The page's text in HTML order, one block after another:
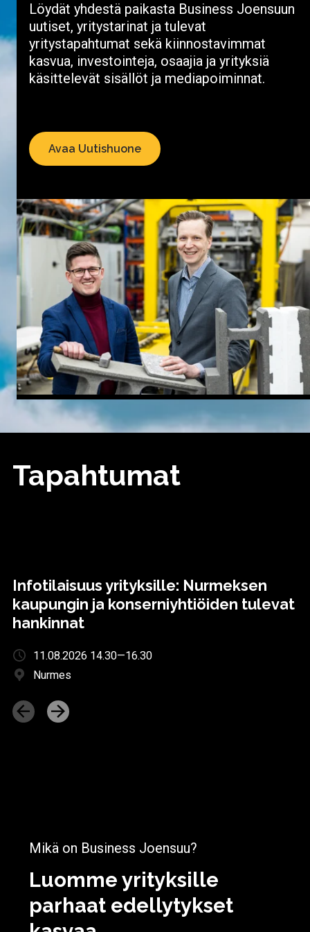
Löydät yhdestä paikasta Business Joensuun
uutiset, yritystarinat ja tulevat
yritystapahtumat sekä kiinnostavimmat
kasvua, investointeja, osaajia ja yrityksiä
käsittelevät sisällöt ja mediapoiminnat.
Avaa Uutishuone
Tapahtumat
Infotilaisuus yrityksille: Nurmeksen
kaupungin ja konserniyhtiöiden tulevat
hankinnat
11.08.2026 14.30—16.30
Nurmes
Mikä on Business Joensuu?
Luomme yrityksille
parhaat edellytykset